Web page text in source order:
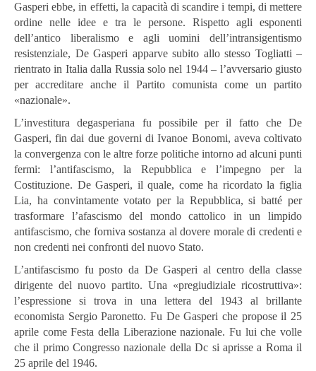
Gasperi ebbe, in effetti, la capacità di scandire i tempi, di mettere
ordine nelle idee e tra le persone. Rispetto agli esponenti
dell’antico liberalismo e agli uomini dell’intransigentismo
resistenziale, De Gasperi apparve subito allo stesso Togliatti –
rientrato in Italia dalla Russia solo nel 1944 – l’avversario giusto
per accreditare anche il Partito comunista come un partito
«nazionale».
L’investitura degasperiana fu possibile per il fatto che De
Gasperi, fin dai due governi di Ivanoe Bonomi, aveva coltivato
la convergenza con le altre forze politiche intorno ad alcuni punti
fermi: l’antifascismo, la Repubblica e l’impegno per la
Costituzione. De Gasperi, il quale, come ha ricordato la figlia
Lia, ha convintamente votato per la Repubblica, si batté per
trasformare l’afascismo del mondo cattolico in un limpido
antifascismo, che forniva sostanza al dovere morale di credenti e
non credenti nei confronti del nuovo Stato.
L’antifascismo fu posto da De Gasperi al centro della classe
dirigente del nuovo partito. Una «pregiudiziale ricostruttiva»:
l’espressione si trova in una lettera del 1943 al brillante
economista Sergio Paronetto. Fu De Gasperi che propose il 25
aprile come Festa della Liberazione nazionale. Fu lui che volle
che il primo Congresso nazionale della Dc si aprisse a Roma il
25 aprile del 1946.